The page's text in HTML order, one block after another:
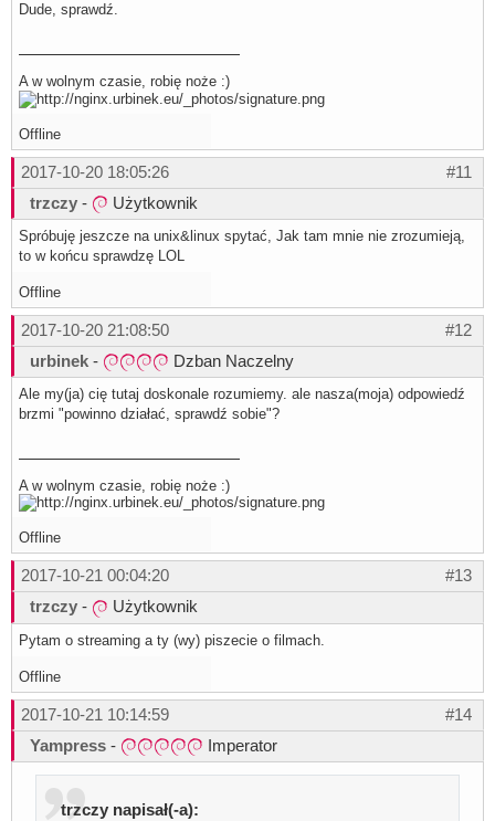
Dude, sprawdź.
A w wolnym czasie, robię noże :)
Offline
#11
2017-10-20 18:05:26
trzczy - Użytkownik
Spróbuję jeszcze na unix&linux spytać, Jak tam mnie nie zrozumieją,
to w końcu sprawdzę LOL
Offline
#12
2017-10-20 21:08:50
urbinek - Dzban Naczelny
Ale my(ja) cię tutaj doskonale rozumiemy. ale nasza(moja) odpowiedź
brzmi "powinno działać, sprawdź sobie"?
A w wolnym czasie, robię noże :)
Offline
#13
2017-10-21 00:04:20
trzczy - Użytkownik
Pytam o streaming a ty (wy) piszecie o filmach.
Offline
#14
2017-10-21 10:14:59
Yampress - Imperator
trzczy napisał(-a):